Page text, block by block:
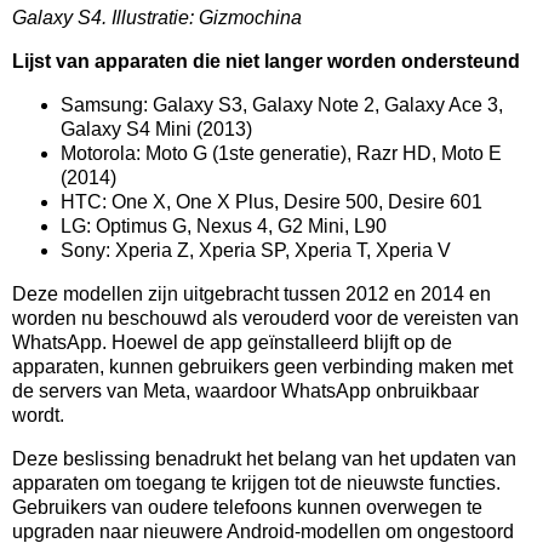
Galaxy S4. Illustratie: Gizmochina
Lijst van apparaten die niet langer worden ondersteund
Samsung: Galaxy S3, Galaxy Note 2, Galaxy Ace 3,
Galaxy S4 Mini (2013)
Motorola: Moto G (1ste generatie), Razr HD, Moto E
(2014)
HTC: One X, One X Plus, Desire 500, Desire 601
LG: Optimus G, Nexus 4, G2 Mini, L90
Sony: Xperia Z, Xperia SP, Xperia T, Xperia V
Deze modellen zijn uitgebracht tussen 2012 en 2014 en
worden nu beschouwd als verouderd voor de vereisten van
WhatsApp. Hoewel de app geïnstalleerd blijft op de
apparaten, kunnen gebruikers geen verbinding maken met
de servers van Meta, waardoor WhatsApp onbruikbaar
wordt.
Deze beslissing benadrukt het belang van het updaten van
apparaten om toegang te krijgen tot de nieuwste functies.
Gebruikers van oudere telefoons kunnen overwegen te
upgraden naar nieuwere Android-modellen om ongestoord